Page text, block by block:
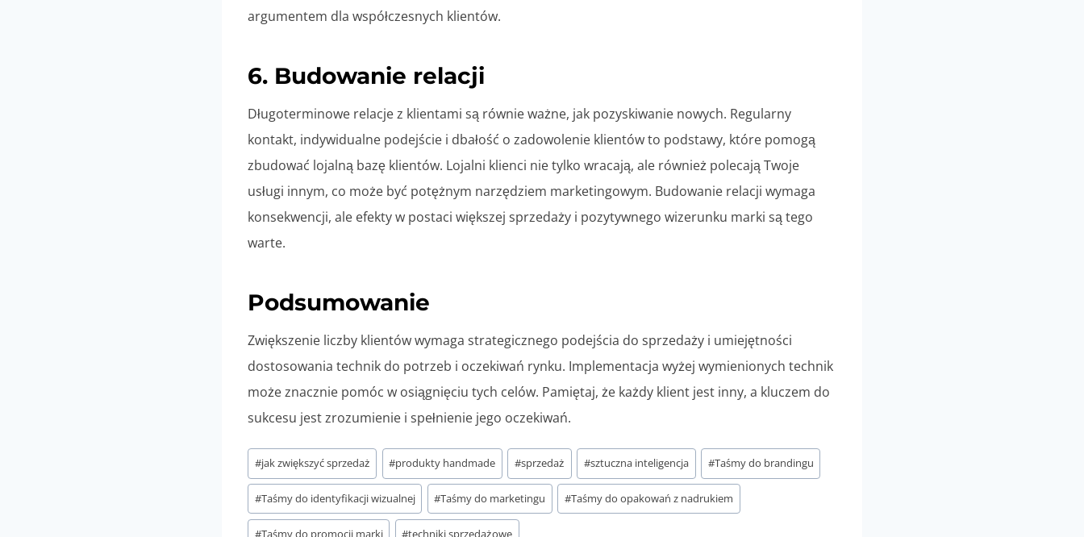
argumentem dla współczesnych klientów.
6. Budowanie relacji
Długoterminowe relacje z klientami są równie ważne, jak pozyskiwanie nowych. Regularny
kontakt, indywidualne podejście i dbałość o zadowolenie klientów to podstawy, które pomogą
zbudować lojalną bazę klientów. Lojalni klienci nie tylko wracają, ale również polecają Twoje
usługi innym, co może być potężnym narzędziem marketingowym. Budowanie relacji wymaga
konsekwencji, ale efekty w postaci większej sprzedaży i pozytywnego wizerunku marki są tego
warte.
Podsumowanie
Zwiększenie liczby klientów wymaga strategicznego podejścia do sprzedaży i umiejętności
dostosowania technik do potrzeb i oczekiwań rynku. Implementacja wyżej wymienionych technik
może znacznie pomóc w osiągnięciu tych celów. Pamiętaj, że każdy klient jest inny, a kluczem do
sukcesu jest zrozumienie i spełnienie jego oczekiwań.
Tagi
wpisu:
#jak zwiększyć sprzedaż #produkty handmade #sprzedaż #sztuczna inteligencja #Taśmy do brandingu
#Taśmy do identyfikacji wizualnej #Taśmy do marketingu #Taśmy do opakowań z nadrukiem
#Taśmy do promocji marki #techniki sprzedażowe